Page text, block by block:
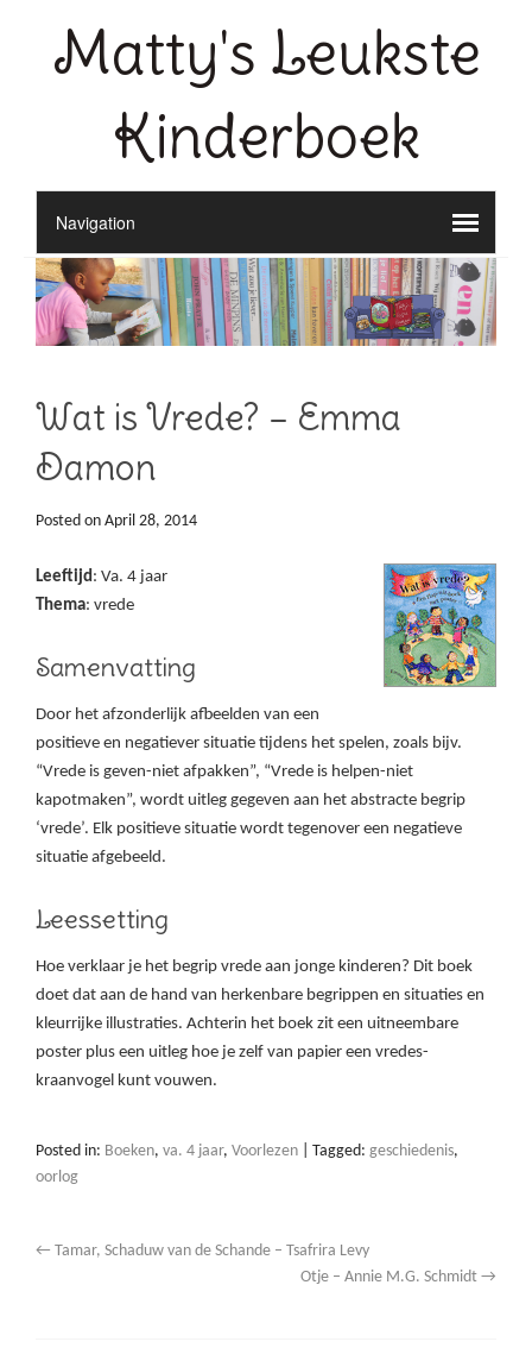
Matty's Leukste
Kinderboek
Wat is Vrede? – Emma
Damon
Posted on April 28, 2014
Leeftijd: Va. 4 jaar
Thema: vrede
Samenvatting
Door het afzonderlijk afbeelden van een
positieve en negatiever situatie tijdens het spelen, zoals bijv.
“Vrede is geven-niet afpakken”, “Vrede is helpen-niet
kapotmaken”, wordt uitleg gegeven aan het abstracte begrip
‘vrede’. Elk positieve situatie wordt tegenover een negatieve
situatie afgebeeld.
Leessetting
Hoe verklaar je het begrip vrede aan jonge kinderen? Dit boek
doet dat aan de hand van herkenbare begrippen en situaties en
kleurrijke illustraties. Achterin het boek zit een uitneembare
poster plus een uitleg hoe je zelf van papier een vredes-
kraanvogel kunt vouwen.
Posted in: Boeken, va. 4 jaar, Voorlezen Tagged: geschiedenis,
oorlog
← Tamar, Schaduw van de Schande – Tsafrira Levy
Otje – Annie M.G. Schmidt →